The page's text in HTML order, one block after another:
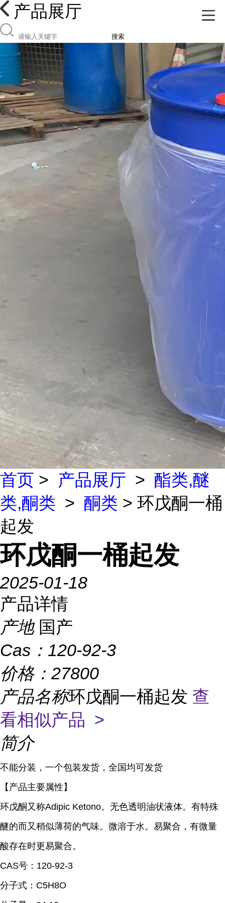
产品展厅
搜索
首页 > 产品展厅 > 酯类,醚
类,酮类 > 酮类 > 环戊酮一桶
起发
环戊酮一桶起发
2025-01-18
产品详情
产地 国产
Cas： 120-92-3
价格： 27800
产品名称环戊酮一桶起发 查
看相似产品 >
简介
不能分装，一个包装发货，全国均可发货
【产品主要属性】
环戊酮又称Adipic Ketono。无色透明油状液体。有特殊
醚的而又稍似薄荷的气味。 微溶于水。易聚合，有微量
酸存在时更易聚合。
CAS号：120-92-3
分子式：C5H8O